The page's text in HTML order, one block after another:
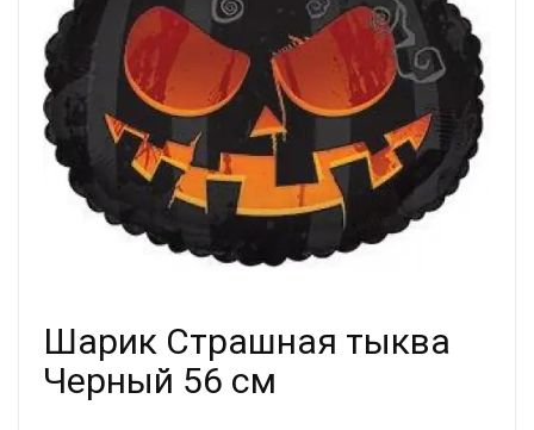
Шарик Страшная тыква
Черный 56 см